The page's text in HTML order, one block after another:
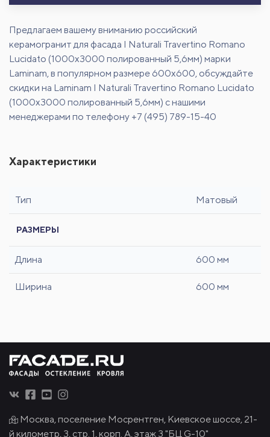
Предлагаем вашему вниманию российский
керамогранит для фасада I Naturali Travertino Romano
Lucidato (1000x3000 полированный 5,6мм) марки
Laminam, в популярном размере 600х600, обсуждайте
скидки на Laminam I Naturali Travertino Romano Lucidato
(1000x3000 полированный 5,6мм) с нашими
менеджерами по телефону +7 (495) 789-15-40
Характеристики
Тип Матовый
РАЗМЕРЫ
Длина 600 мм
Ширина 600 мм
Москва, поселение Мосрентген, Киевское шоссе, 21-
й километр, 3, стр. 1, корп. А, этаж 3 "БЦ G-10"